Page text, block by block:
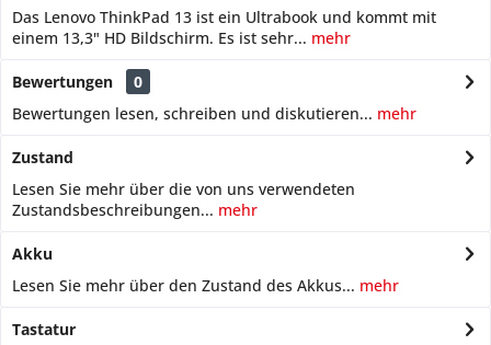
Das Lenovo ThinkPad 13 ist ein Ultrabook und kommt mit
einem 13,3" HD Bildschirm. Es ist sehr... mehr
Bewertungen
0
Bewertungen lesen, schreiben und diskutieren... mehr
Zustand
Lesen Sie mehr über die von uns verwendeten
Zustandsbeschreibungen... mehr
Akku
Lesen Sie mehr über den Zustand des Akkus... mehr
Tastatur